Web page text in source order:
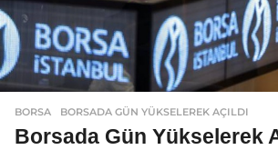
BORSA BORSADA GÜN YÜKSELEREK AÇILDI
Borsada Gün Yükselerek